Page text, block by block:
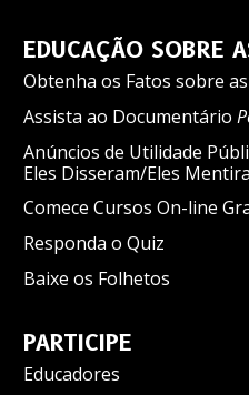
EDUCAÇÃO SOBRE
Obtenha os Fatos sobre
Assista ao Documentário
Anúncios de Utilidade
Eles Disseram/Eles
Comece Cursos On-line
Responda o Quiz
Baixe os Folhetos
PARTICIPE
Educadores